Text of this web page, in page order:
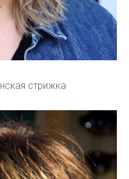
стрижка